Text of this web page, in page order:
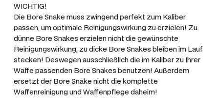
WICHTIG!
Die Bore Snake muss zwingend perfekt zum Kaliber
passen, um optimale Reinigungswirkung zu erzielen! Zu
dünne Bore Snakes erzielen nicht die gewünschte
Reinigungswirkung, zu dicke Bore Snakes bleiben im Lauf
stecken! Deswegen ausschließlich die im Kaliber zu Ihrer
Waffe passenden Bore Snakes benutzen! Außerdem
ersetzt der Bore Snake nicht die komplette
Waffenreinigung und Waffenpflege daheim!